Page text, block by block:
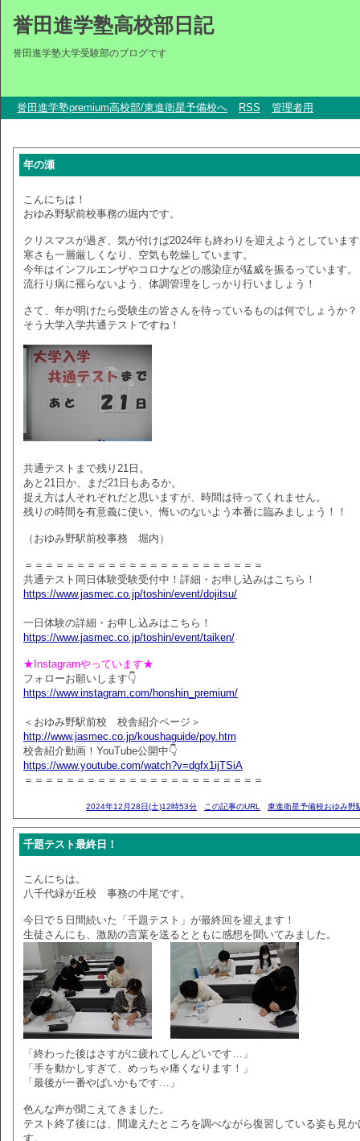
誉田進学塾高校部日記
誉田進学塾大学受験部のブログです
誉田進学塾premium高校部/東進衛星予備校へ RSS 管理者用
年の瀬
こんにちは！
おゆみ野駅前校事務の堀内です。
クリスマスが過ぎ、気が付けば2024年も終わりを迎えようとしていま
寒さも一層厳しくなり、空気も乾燥しています。
今年はインフルエンザやコロナなどの感染症が猛威を振るっています。
流行り病に罹らないよう、体調管理をしっかり行いましょう！
さて、年が明けたら受験生の皆さんを待っているものは何でしょうか？
そう大学入学共通テストですね！
共通テストまで残り21日。
あと21日か、まだ21日もあるか。
捉え方は人それぞれだと思いますが、時間は待ってくれません。
残りの時間を有意義に使い、悔いのないよう本番に臨みましょう！！
（おゆみ野駅前校事務 堀内）
＝＝＝＝＝＝＝＝＝＝＝＝＝＝＝＝＝＝＝＝＝＝＝
共通テスト同日体験受験受付中！詳細・お申し込みはこちら！
https://www.jasmec.co.jp/toshin/event/dojitsu/
一日体験の詳細・お申し込みはこちら！
https://www.jasmec.co.jp/toshin/event/taiken/
★Instagramやっています★
フォローお願いします👇
https://www.instagram.com/honshin_premium/
＜おゆみ野駅前校 校舎紹介ページ＞
http://www.jasmec.co.jp/koushaguide/poy.htm
校舎紹介動画！YouTube公開中👇
https://www.youtube.com/watch?v=dgfx1ijTSiA
＝＝＝＝＝＝＝＝＝＝＝＝＝＝＝＝＝＝＝＝＝＝＝
2024年12月28日(土)12時53分 この記事のURL 東進衛星予備校おゆみ野
千題テスト最終日！
こんにちは。
八千代緑が丘校 事務の牛尾です。
今日で５日間続いた「千題テスト」が最終回を迎えます！
生徒さんにも、激励の言葉を送るとともに感想を聞いてみました。
「終わった後はさすがに疲れてしんどいです…」
「手を動かしすぎて、めっちゃ痛くなります！」
「最後が一番やばいかもです…」
色んな声が聞こえてきました。
テスト終了後には、間違えたところを調べながら復習している姿も見か
す。